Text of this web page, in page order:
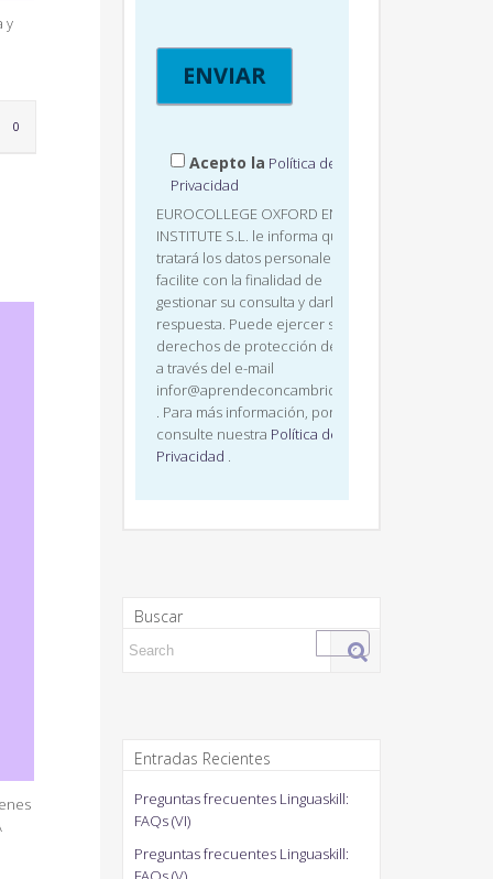
y
LOVE
IT0
Acepto la Política de
Privacidad
EUROCOLLEGE OXFORD ENGLISH
INSTITUTE S.L. le informa que
tratará los datos personales que
facilite con la finalidad de
gestionar su consulta y darle
respuesta. Puede ejercer sus
derechos de protección de datos
a través del e-mail
infor@aprendeconcambridge.com
. Para más información, por favor,
consulte nuestra Política de
Privacidad .
Buscar
Entradas Recientes
Preguntas frecuentes Linguaskill:
FAQs (VI)
Preguntas frecuentes Linguaskill: